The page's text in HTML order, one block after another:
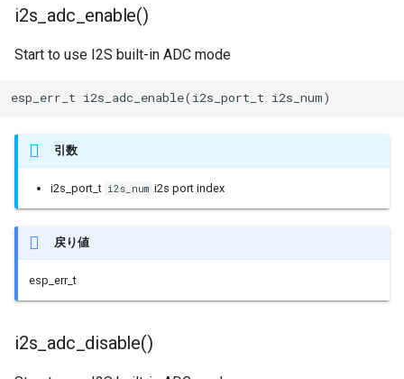
i2s_adc_enable()
Start to use I2S built-in ADC mode
esp_err_t i2s_adc_enable(i2s_port_t i2s_num)
引数
i2s_port_t i2s_num i2s port index
戻り値
esp_err_t
i2s_adc_disable()